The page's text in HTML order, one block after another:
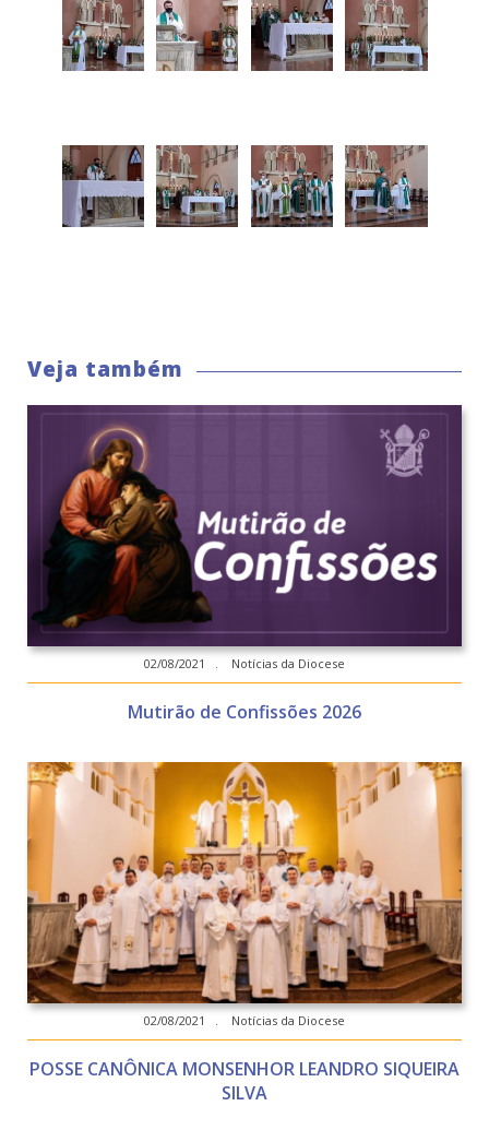
Veja também
02/08/2021 . Notícias da Diocese
Mutirão de Confissões 2026
02/08/2021 . Notícias da Diocese
POSSE CANÔNICA MONSENHOR LEANDRO SIQUEIRA
SILVA